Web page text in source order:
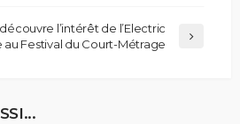
l’intérêt de l’Electric
au Festival du Court-Métrage